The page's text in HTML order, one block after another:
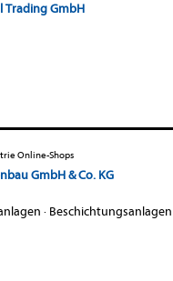
Trading GmbH
Online-Shops
GmbH & Co. KG
· Beschichtungsanlagen